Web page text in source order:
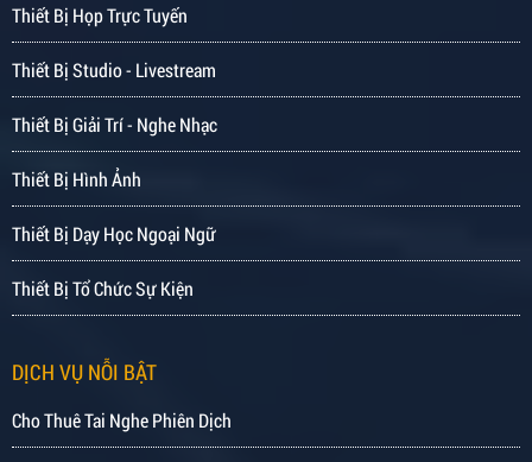
Thiết Bị Họp Trực Tuyến
Thiết Bị Studio - Livestream
Thiết Bị Giải Trí - Nghe Nhạc
Thiết Bị Hình Ảnh
Thiết Bị Dạy Học Ngoại Ngữ
Thiết Bị Tổ Chức Sự Kiện
DỊCH VỤ NỖI BẬT
Cho Thuê Tai Nghe Phiên Dịch